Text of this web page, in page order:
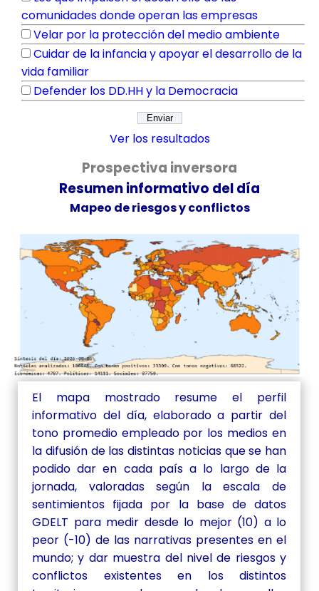
comunidades donde operan las empresas
Velar por la protección del medio ambiente
Cuidar de la infancia y apoyar el desarrollo de la
vida familiar
Defender los DD.HH y la Democracia
Ver los resultados
Prospectiva inversora
Resumen informativo del día
Mapeo de riesgos y conflictos
El mapa mostrado resume el perfil
informativo del día, elaborado a partir del
tono promedio empleado por los medios en
la difusión de las distintas noticias que se han
podido dar en cada país a lo largo de la
jornada, valoradas según la escala de
sentimientos fijada por la base de datos
GDELT para medir desde lo mejor (10) a lo
peor (-10) de las narrativas presentes en el
mundo; y dar muestra del nivel de riesgos y
conflictos existentes en los distintos